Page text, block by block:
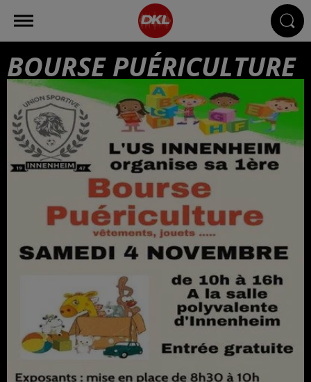
BOURSE PUÉRICULTURE